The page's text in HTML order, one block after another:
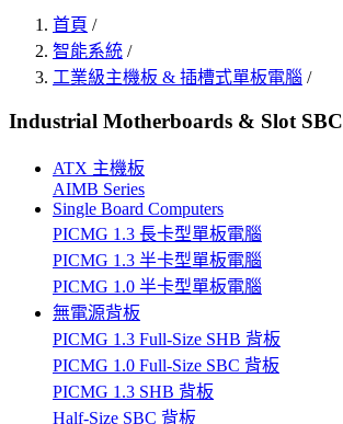
首頁 /
智能系統 /
工業級主機板 & 插槽式單板電腦 /
Industrial Motherboards & Slot SBC
ATX 主機板
AIMB Series
Single Board Computers
PICMG 1.3 長卡型單板電腦
PICMG 1.3 半卡型單板電腦
PICMG 1.0 半卡型單板電腦
無電源背板
PICMG 1.3 Full-Size SHB 背板
PICMG 1.0 Full-Size SBC 背板
PICMG 1.3 SHB 背板
Half-Size SBC 背板